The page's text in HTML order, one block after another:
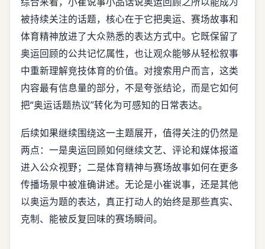
被持续关注的话题，核心在于它把奥运、赛场故事和
体育精神放进了大众熟悉的表达方式中。它既保留了
奥运回顾的公共记忆属性，也让观众能够从轻松叙事
中重新理解竞技体育的价值。对搜索用户而言，这类
内容最有信息量的部分，不是夸张结论，而是它如何
把“奥运话题热议”转化为可感知的日常表达。
后续如果继续围绕这一主题展开，值得关注的仍然是
两点：一是奥运回顾如何继续文艺、评论和媒体报道
进入公众视野；二是体育精神与赛场故事如何在更多
传播场景中被准确讲述。无论是小崔说事，还是其他
以奥运为题的表达，真正打动人的始终是那些真实、
克制、能被反复回味的赛场瞬间。